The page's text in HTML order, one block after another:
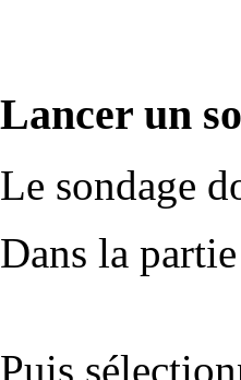
Lancer un
Le sondage
Dans la
Puis